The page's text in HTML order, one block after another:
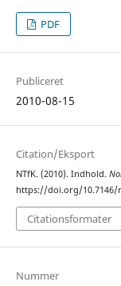
PDF
Publiceret
2010-08-15
Citation/Eksport
NTfK. (2010). Indhold.
https://doi.org/10.7146/
Citationsformater
Nummer